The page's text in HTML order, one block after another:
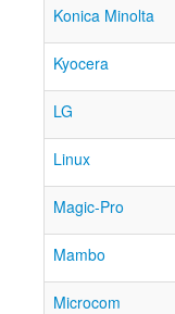
Konica Minolta
Kyocera
LG
Linux
Magic-Pro
Mambo
Microcom